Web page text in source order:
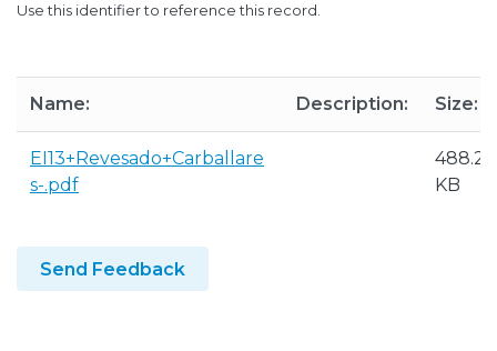
Use this identifier to reference this record.
Name: Description: Size:
EI13+Revesado+Carballare
s-.pdf
488.26
KB
Send Feedback